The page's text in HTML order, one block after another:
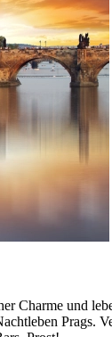
Charme und
Prags.